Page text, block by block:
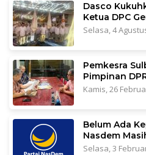
Dasco
Ketua DPC
Selasa, 4
Pemkesra
Pimpinan
Kamis, 26
Belum Ada
Nasdem
Selasa, 3